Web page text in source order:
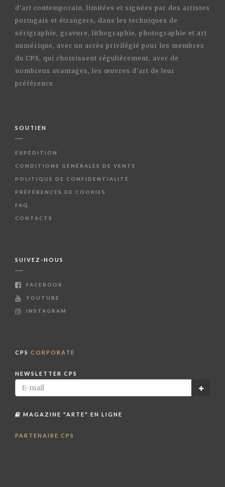
d'art contemporain, limitées et signées par des artistes
portugais et étrangers, dans les techniques de
sérigraphie, gravure, lithographie, photographie et art
numérique, avec un accès privilégié pour les membres
du CPS, qui choisissent régulièrement, avec de
nombreux avantages, les œuvres d'art de leur
préférence.
SOUTIEN
EXPÉDITION
CONDITIONS GÉNÉRALES DE VENTE
POLITIQUE DE CONFIDENTIALITÉ
PRÉFÉRENCES DE COOKIES
FAQ
CONTACTS
SUIVEZ-NOUS
FACEBOOK
YOUTUBE
INSTAGRAM
CPS CORPORATE
NEWSLETTER CPS
MAGAZINE "ARTE" EN LIGNE
PARTENAIRE CPS